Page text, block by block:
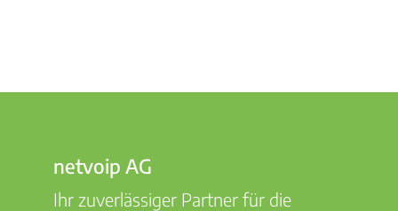
netvoip AG
Ihr zuverlässiger Partner für die